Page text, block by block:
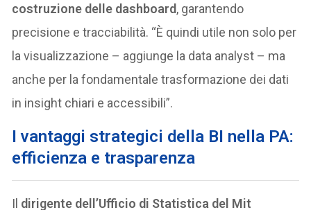
costruzione delle dashboard, garantendo
precisione e tracciabilità. “È quindi utile non solo per
la visualizzazione – aggiunge la data analyst – ma
anche per la fondamentale trasformazione dei dati
in insight chiari e accessibili”.
I vantaggi strategici della BI nella PA:
efficienza e trasparenza
Il dirigente dell’Ufficio di Statistica del Mit